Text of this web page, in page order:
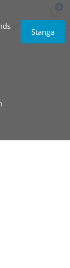
Stänga
0